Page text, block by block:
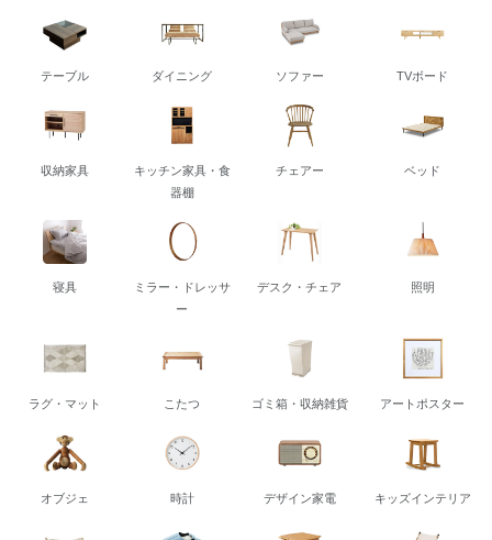
テーブル ダイニング ソファー TVボード
収納家具
キッチン家具・食
器棚
チェアー ベッド
寝具
ミラー・ドレッサ
ー
デスク・チェア 照明
ラグ・マット こたつ ゴミ箱・収納雑貨 アートポスター
オブジェ 時計 デザイン家電 キッズインテリア